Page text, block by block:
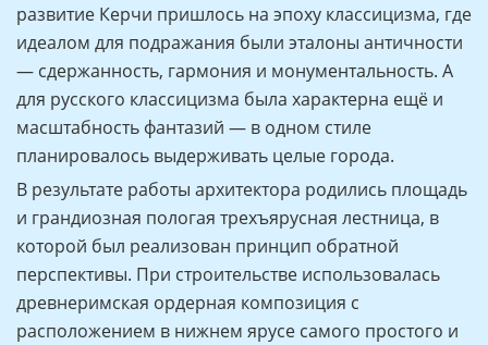
развитие Керчи пришлось на эпоху классицизма, где
идеалом для подражания были эталоны античности
— сдержанность, гармония и монументальность. А
для русского классицизма была характерна ещё и
масштабность фантазий — в одном стиле
планировалось выдерживать целые города.
В результате работы архитектора родились площадь
и грандиозная пологая трехъярусная лестница, в
которой был реализован принцип обратной
перспективы. При строительстве использовалась
древнеримская ордерная композиция с
расположением в нижнем ярусе самого простого и